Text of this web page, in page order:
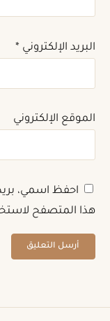
البريد الإلكتروني*
الموقع الإلكتروني
احفظ اسمي،
هذا المتصفح